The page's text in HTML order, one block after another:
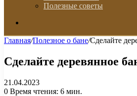
Полезные советы
Главная/Полезное о бане/Сделайте
Сделайте деревянное
21.04.2023
0 Время чтения: 6 мин.